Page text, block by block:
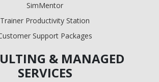
SimMentor
Trainer Productivity Station
Support Packages
& MANAGED
SERVICES